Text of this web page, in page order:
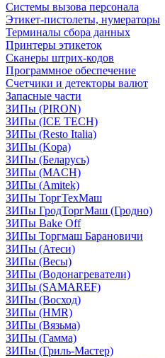
Системы вызова персонала
Этикет-пистолеты, нумераторы
Терминалы сбора данных
Принтеры этикеток
Сканеры штрих-кодов
Программное обеспечение
Счетчики и детекторы валют
Запасные части
ЗИПы (PIRON)
ЗИПы (ICE TECH)
ЗИПы (Resto Italia)
ЗИПы (Kopa)
ЗИПы (Беларусь)
ЗИПы (MACH)
ЗИПы (Amitek)
ЗИПы ТоргТехМаш
ЗИПы ГродТоргМаш (Гродно)
ЗИПы Bake Off
ЗИПы Торгмаш Барановичи
ЗИПы (Атеси)
ЗИПы (Весы)
ЗИПы (Водонагреватели)
ЗИПы (SAMAREF)
ЗИПы (Восход)
ЗИПы (HMR)
ЗИПы (Вязьма)
ЗИПы (Гамма)
ЗИПы (Гриль-Мастер)